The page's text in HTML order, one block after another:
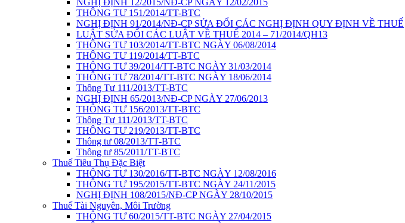
NGHỊ ĐỊNH 12/2015/NĐ-CP NGÀY 12/02/2015
THÔNG TƯ 151/2014/TT-BTC
NGHỊ ĐỊNH 91/2014/NĐ-CP SỬA ĐỔI CÁC NGHỊ ĐỊNH QUY ĐỊNH VỀ THUẾ
LUẬT SỬA ĐỔI CÁC LUẬT VỀ THUẾ 2014 – 71/2014/QH13
THÔNG TƯ 103/2014/TT-BTC NGÀY 06/08/2014
THÔNG TƯ 119/2014/TT-BTC
THÔNG TƯ 39/2014/TT-BTC NGÀY 31/03/2014
THÔNG TƯ 78/2014/TT-BTC NGÀY 18/06/2014
Thông Tư 111/2013/TT-BTC
NGHỊ ĐỊNH 65/2013/NĐ-CP NGÀY 27/06/2013
THÔNG TƯ 156/2013/TT-BTC
Thông Tư 111/2013/TT-BTC
THÔNG TƯ 219/2013/TT-BTC
Thông tư 08/2013/TT-BTC
Thông tư 85/2011/TT-BTC
Thuế Tiêu Thụ Đặc Biệt
THÔNG TƯ 130/2016/TT-BTC NGÀY 12/08/2016
THÔNG TƯ 195/2015/TT-BTC NGÀY 24/11/2015
NGHỊ ĐỊNH 108/2015/NĐ-CP NGÀY 28/10/2015
Thuế Tài Nguyên, Môi Trường
THÔNG TƯ 60/2015/TT-BTC NGÀY 27/04/2015